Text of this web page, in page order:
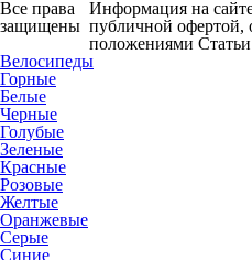
Все права
защищены
Информация на
публичной офертой,
положениями
Велосипеды
Горные
Белые
Черные
Голубые
Зеленые
Красные
Розовые
Желтые
Оранжевые
Серые
Синие